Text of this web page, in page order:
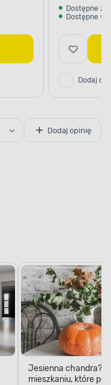
Dostępne z
Dostępne w
Dodaj do
Dodaj opinię
Jesienna chandra?
mieszkaniu, które